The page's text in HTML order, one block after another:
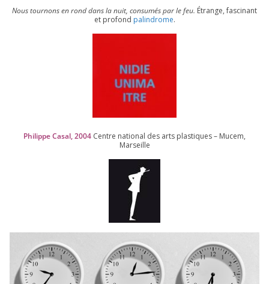
Nous tour­nons en rond dans la nuit, consu­més par le feu. Étrange, fas­ci­nant
et pro­fond palin­drome.
Philippe Casal,2004 Centre natio­nal des arts plas­tiques – Mucem,
Marseille